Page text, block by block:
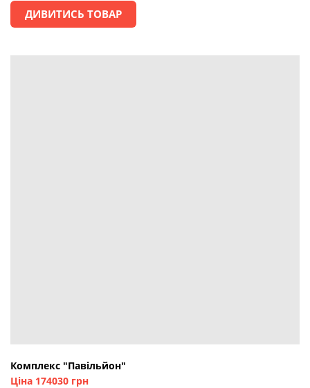
ДИВИТИСЬ ТОВАР
Комплекс "Павільйон"
Ціна 174030 грн